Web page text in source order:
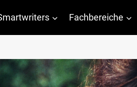
Fachbereiche